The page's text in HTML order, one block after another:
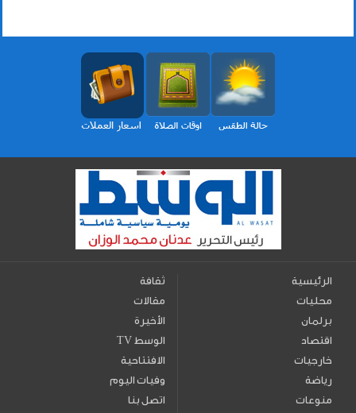
الرئيسية
محليات
برلمان
اقتصاد
خارجيات
رياضة
منوعات
ثقافة
مقالات
الأخيرة
TV الوسط
الافتتاحية
وفيات اليوم
اتصل بنا